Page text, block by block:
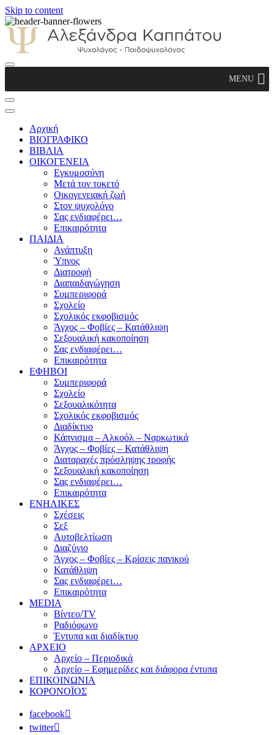
Skip to content
Παιδοψυχολόγος
MENU
Αρχική
ΒΙΟΓΡΑΦΙΚΟ
ΒΙΒΛΙΑ
ΟΙΚΟΓΕΝΕΙΑ
Εγκυμοσύνη
Μετά τον τοκετό
Οικογενειακή ζωή
Στον ψυχολόγο
Σας ενδιαφέρει…
Επικαιρότητα
ΠΑΙΔΙΑ
Ανάπτυξη
Ύπνος
Διατροφή
Διαπαιδαγώγηση
Συμπεριφορά
Σχολείο
Σχολικός εκφοβισμός
Άγχος – Φοβίες – Κατάθλιψη
Σεξουαλική κακοποίηση
Σας ενδιαφέρει…
Επικαιρότητα
ΕΦΗΒΟΙ
Συμπεριφορά
Σχολείο
Σεξουαλικότητα
Σχολικός εκφοβισμός
Διαδίκτυο
Κάπνισμα – Αλκοόλ – Ναρκωτικά
Άγχος – Φοβίες – Κατάθλιψη
Διαταραχές πρόσληψης τροφής
Σεξουαλική κακοποίηση
Σας ενδιαφέρει…
Επικαιρότητα
ΕΝΗΛΙΚΕΣ
Σχέσεις
Σεξ
Αυτοβελτίωση
Διαζύγιο
Άγχος – Φοβίες – Κρίσεις πανικού
Κατάθλιψη
Σας ενδιαφέρει…
Επικαιρότητα
MEDIA
Βίντεο/TV
Ραδιόφωνο
Έντυπα και διαδίκτυο
ΑΡΧΕΙΟ
Αρχείο – Περιοδικά
Αρχείο – Εφημερίδες και διάφορα έντυπα
ΕΠΙΚΟΙΝΩΝΙΑ
ΚΟΡΟΝΟΪΟΣ
facebook
twitter